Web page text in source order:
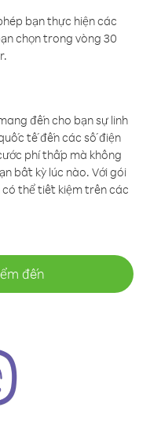
bạn thực hiện các
chọn trong vòng 30
đến cho bạn sự linh
tế đến các số điện
phí thấp mà không
bất kỳ lúc nào. Với gói
thể tiết kiệm trên các
đến